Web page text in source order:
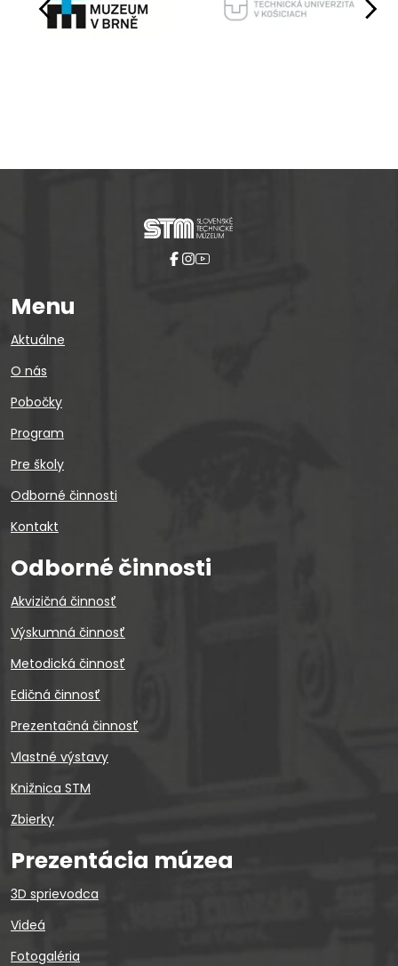
Menu
Aktuálne
O nás
Pobočky
Program
Pre školy
Odborné činnosti
Kontakt
Odborné činnosti
Akvizičná činnosť
Výskumná činnosť
Metodická činnosť
Edičná činnosť
Prezentačná činnosť
Vlastné výstavy
Knižnica STM
Zbierky
Prezentácia múzea
3D sprievodca
Videá
Fotogaléria